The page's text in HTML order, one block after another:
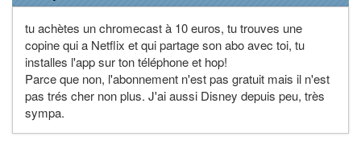
tu achètes un chromecast à 10 euros, tu trouves une
copine qui a Netflix et qui partage son abo avec toi, tu
installes l'app sur ton téléphone et hop!
Parce que non, l'abonnement n'est pas gratuit mais il n'est
pas trés cher non plus. J'ai aussi Disney depuis peu, très
sympa.